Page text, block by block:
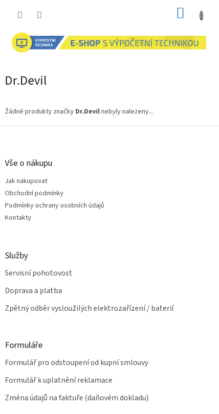
Dr.Devil
Žádné produkty značky Dr.Devilnebyly nalezeny...
Z
Vše o nákupu
Jak nakupovat
Obchodní podmínky
Podmínky ochrany osobních údajů
Kontakty
Služby
Servisní pohotovost
Doprava a platba
Zpětný odběr vysloužilých elektrozařízení / baterií
Formuláře
Formulář pro odstoupení od kupní smlouvy
Formulář k uplatnění reklamace
Změna údajů na faktuře (daňovém dokladu)